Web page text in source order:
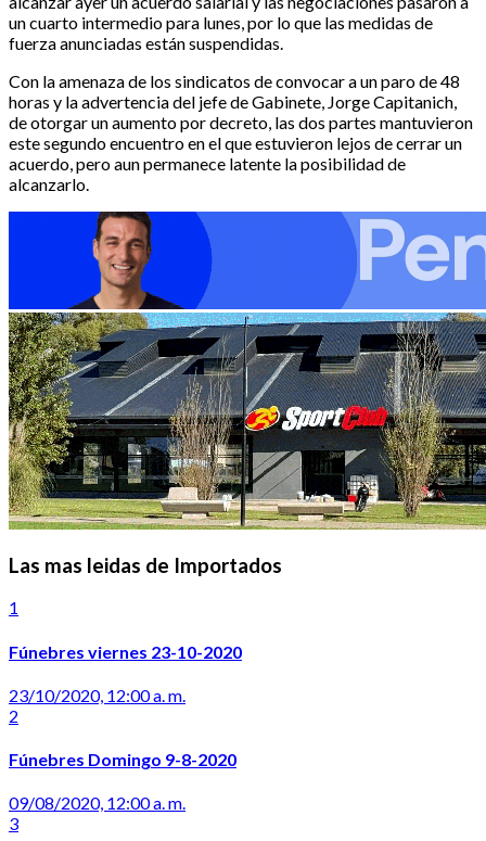
un cuarto intermedio para lunes, por lo que las medidas de
fuerza anunciadas están suspendidas.
Con la amenaza de los sindicatos de convocar a un paro de 48
horas y la advertencia del jefe de Gabinete, Jorge Capitanich,
de otorgar un aumento por decreto, las dos partes mantuvieron
este segundo encuentro en el que estuvieron lejos de cerrar un
acuerdo, pero aun permanece latente la posibilidad de
alcanzarlo.
Las mas leidas de Importados
1
Fúnebres viernes 23-10-2020
23/10/2020, 12:00 a. m.
2
Fúnebres Domingo 9-8-2020
09/08/2020, 12:00 a. m.
3